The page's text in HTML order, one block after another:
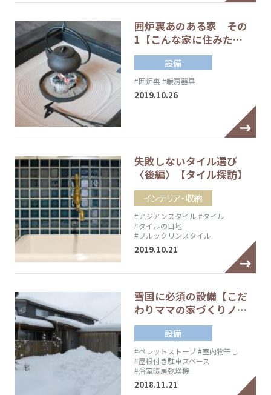
囲炉裏あのある家 その
1【こんな家に住みた…
設備
#囲炉裏 #暖房器具
2019.10.26
失敗しないタイル選び
〈後編〉【タイル探訪】
インテリア・収納
#アジアンスタイル #タイル
#タイルの目地
#ブルックリンスタイル
2019.10.21
雪国に必須の設備【こだ
わりママの家づくりノ…
設備
#ペレットストーブ#室内物干し
#屋根付き駐車スペース
#浴室暖房乾燥機
2018.11.21